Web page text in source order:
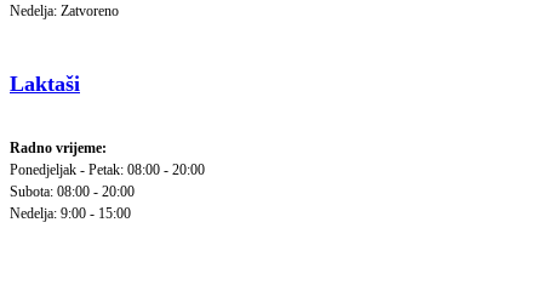
Nedelja: Zatvoreno
Laktaši
Radno vrijeme:
Ponedjeljak - Petak: 08:00 - 20:00
Subota: 08:00 - 20:00
Nedelja: 9:00 - 15:00